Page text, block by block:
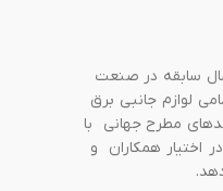
سابقه در صنعت
لوازم جانبی برق
مطرح جهانی با
اختیار همکاران و